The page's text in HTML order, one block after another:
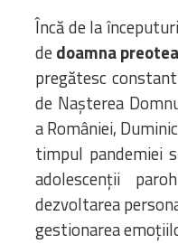
Încă de la
dedoamna
pregătesc
de Nașterea
a României,
timpul pandemiei
adolescenții
dezvoltarea
gestionarea